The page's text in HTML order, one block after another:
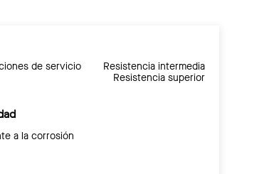
de servicio
Resistencia intermedia
Resistencia superior
a la corrosión